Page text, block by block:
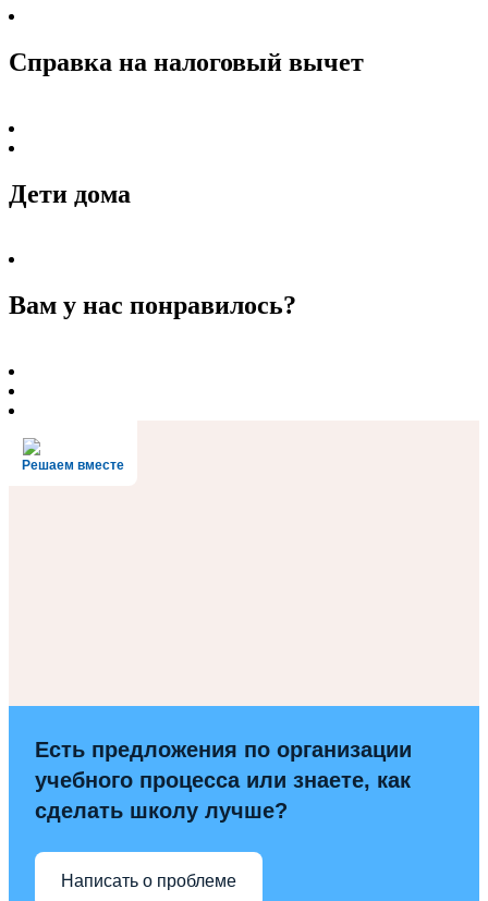
Справка на налоговый вычет
Дети дома
Вам у нас понравилось?
Решаем вместе
Есть предложения по организации
учебного процесса или знаете, как
сделать школу лучше?
Написать о проблеме